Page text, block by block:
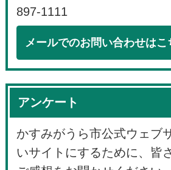
897-1111
メールでのお問い合わせはこ
アンケート
かすみがうら市公式ウェブ
いサイトにするために、皆